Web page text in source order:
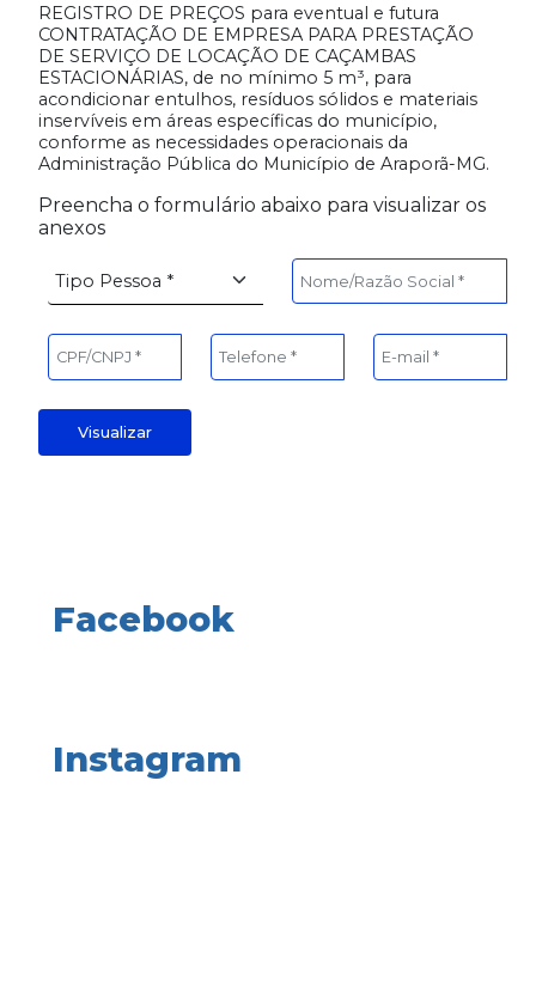
REGISTRO DE PREÇOS para eventual e futura
CONTRATAÇÃO DE EMPRESA PARA PRESTAÇÃO
DE SERVIÇO DE LOCAÇÃO DE CAÇAMBAS
ESTACIONÁRIAS, de no mínimo 5 m³, para
acondicionar entulhos, resíduos sólidos e materiais
inservíveis em áreas específicas do município,
conforme as necessidades operacionais da
Administração Pública do Município de Araporã-MG.
Preencha o formulário abaixo para visualizar os
anexos
Visualizar
Facebook
Instagram